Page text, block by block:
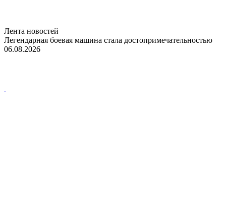
Лента новостей
Легендарная боевая машина стала достопримечательностью
06.08.2026